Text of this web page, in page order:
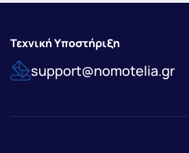
Τεχνική Υποστήριξη
support@nomotelia.gr